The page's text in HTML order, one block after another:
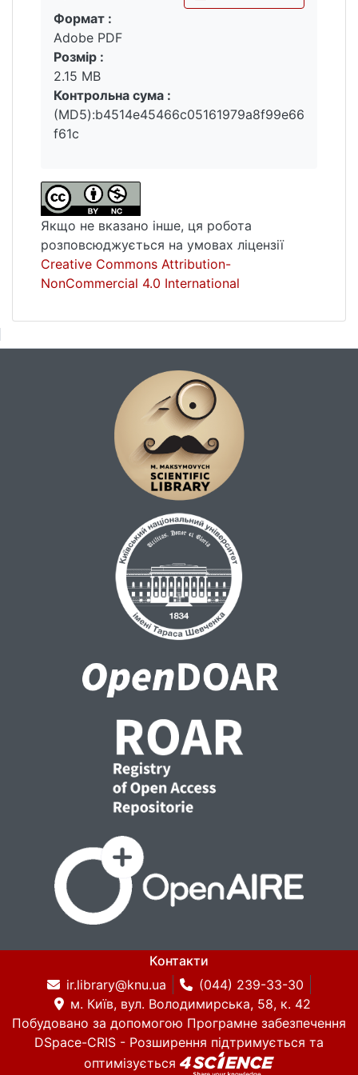
пережили депортацію. встановлено
особливості когнітивної сфери кримських
татар, які зазнали наслідків депортації, а
саме: недостатньо високий рівень
схильності до світу, високий рівень
самооцінки, достатній рівень
самоактуалізації. Виявлено зв’язки у
самооцінкою, комплексом жертви і
низьким рівнем довіри.
Вантажиться...
Формат :
Adobe PDF
Розмір :
2.15 MB
Контрольна сума :
(MD5):b4514e45466c05161979a8f99e66
f61c
Якщо не вказано інше, ця робота
розповсюджується на умовах ліцензії
Creative Commons Attribution-
NonCommercial 4.0 International
Контакти
ir.library@knu.ua
(044) 239-33-30
м. Київ, вул. Володимирська, 58, к. 42
Побудовано за допомогою Програмне забезпечення
DSpace-CRIS - Розширення підтримується та
оптимізується